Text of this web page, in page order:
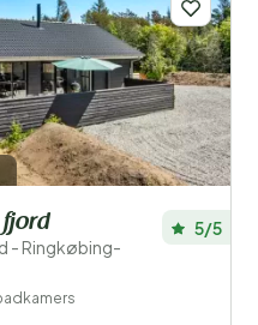
fjord
- Ringkøbing-
5/5